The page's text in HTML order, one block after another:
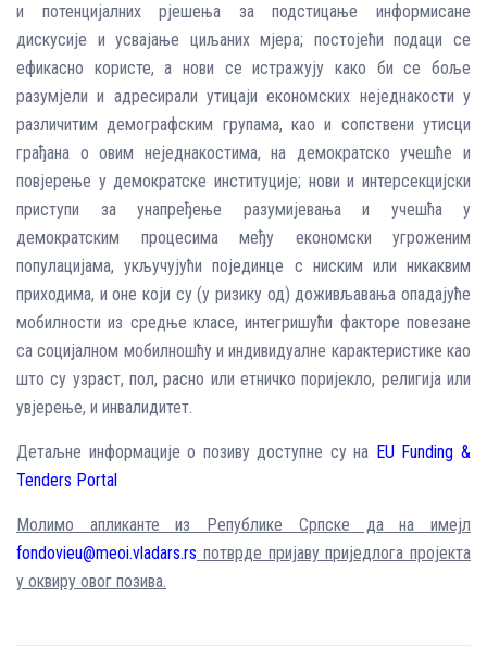
и потенцијалних рјешења за подстицање информисане
дискусије и усвајање циљаних мјера; постојећи подаци се
ефикасно користе, а нови се истражују како би се боље
разумјели и адресирали утицаји економских неједнакости у
различитим демографским групама, као и сопствени утисци
грађана о овим неједнакостима, на демократско учешће и
повјерење у демократске институције; нови и интерсекцијски
приступи за унапређење разумијевања и учешћа у
демократским процесима међу економски угроженим
популацијама, укључујући појединце с ниским или никаквим
приходима, и оне који су (у ризику од) доживљавања опадајуће
мобилности из средње класе, интегришући факторе повезане
са социјалном мобилношћу и индивидуалне карактеристике као
што су узраст, пол, расно или етничко поријекло, религија или
увјерење, и инвалидитет.
Детаљне информације о позиву доступне су на EU Funding &
Tenders Portal
Молимо апликанте из Републике Српске да на имејл
fondovieu@meoi.vladars.rs потврде пријаву приједлога пројекта
у оквиру овог позива.